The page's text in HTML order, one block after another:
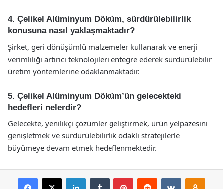
4. Çelikel Alüminyum Döküm, sürdürülebilirlik
konusuna nasıl yaklaşmaktadır?
Şirket, geri dönüşümlü malzemeler kullanarak ve enerji
verimliliği artırıcı teknolojileri entegre ederek sürdürülebilir
üretim yöntemlerine odaklanmaktadır.
5. Çelikel Alüminyum Döküm’ün gelecekteki
hedefleri nelerdir?
Gelecekte, yenilikçi çözümler geliştirmek, ürün yelpazesini
genişletmek ve sürdürülebilirlik odaklı stratejilerle
büyümeye devam etmek hedeflenmektedir.
Facebook
X LinkedInTumblr PinterestReddit VKontakte